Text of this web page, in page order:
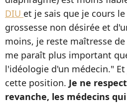
DIU et je sais que je cours
grossesse non désirée et
moins, je reste maîtresse
me paraît plus important
l'idéologie d'un médecin."
cette position. Je ne
revanche, les médecins